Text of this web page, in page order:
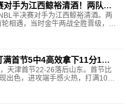
手为江西鲸裕清酒！两队曾
半决赛对手为江西鲸裕清酒。两
相遇，当时金牛两战全胜晋级，而
同样取得全胜。此番再度在
首节5中4高效拿下11分1助1
天津首节22-26落后山东。首节比
出色，进攻端手感火热，打满10分
中2，罚球2中1，拿到11分1助攻1